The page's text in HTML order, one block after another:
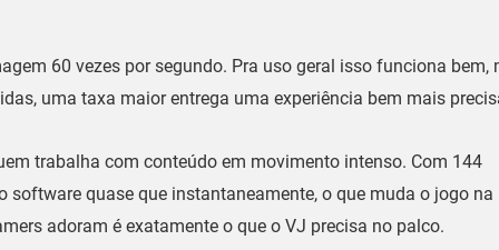
60 vezes por segundo. Pra uso geral isso funciona bem,
uma taxa maior entrega uma experiência bem mais
trabalha com conteúdo em movimento intenso. Com 144
quase que instantaneamente, o que muda o jogo na
adoram é exatamente o que o VJ precisa no palco.